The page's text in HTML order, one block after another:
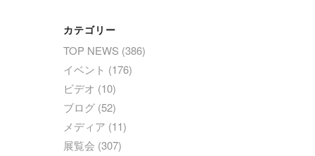
カテゴリー
TOP NEWS (386)
イベント (176)
ビデオ (10)
ブログ (52)
メディア (11)
展覧会 (307)